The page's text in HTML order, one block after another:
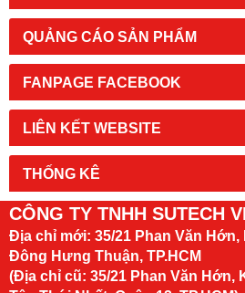
QUẢNG CÁO SẢN PHẨM
FANPAGE FACEBOOK
LIÊN KẾT WEBSITE
THỐNG KÊ
CÔNG TY TNHH SUTECH
Địa chỉ mới: 35/21 Phan Văn
Đông Hưng Thuận, TP.HCM
(Địa chỉ cũ: 35/21 Phan Văn Hớn,